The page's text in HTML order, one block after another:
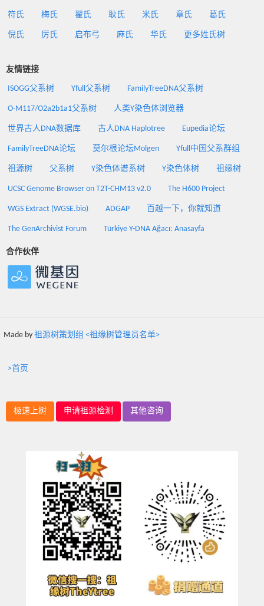
符氏 梅氏 翟氏 耿氏 米氏 章氏 葛氏
倪氏 厉氏 启布弓 麻氏 华氏 更多姓氏树
友情链接
ISOGG父系树 Yfull父系树 FamilyTreeDNA父系树
O-M117/O2a2b1a1父系树 人类Y染色体浏览器
世界古人DNA数据库 古人DNA Haplotree Eupedia论坛
FamilyTreeDNA论坛 莫尔根论坛Molgen Yfull中国父系群组
祖源树 父系树 Y染色体谱系树 Y染色体树 祖缘树
UCSC Genome Browser on T2T-CHM13 v2.0 The H600 Project
WGS Extract (WGSE.bio) ADGAP 百越一下，你就知道
The GenArchivist Forum Türkiye Y-DNA Ağacı: Anasayfa
合作伙伴
Made by 祖源树策划组 <祖缘树管理员名单>
>首页
极速上树 申请祖源检测 其他咨询